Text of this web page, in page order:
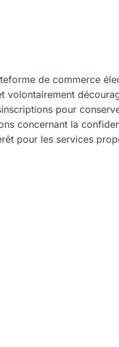
de commerce
volontairement
pour
concernant la
pour les services